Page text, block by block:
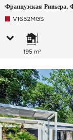
Французская Ривьера,
V1652MGS
195 m²